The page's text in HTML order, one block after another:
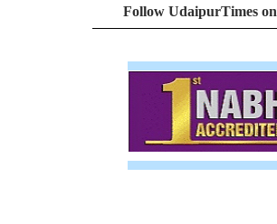
Follow UdaipurTimes on